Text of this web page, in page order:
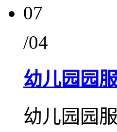
07
/04
幼儿园园
幼儿园园